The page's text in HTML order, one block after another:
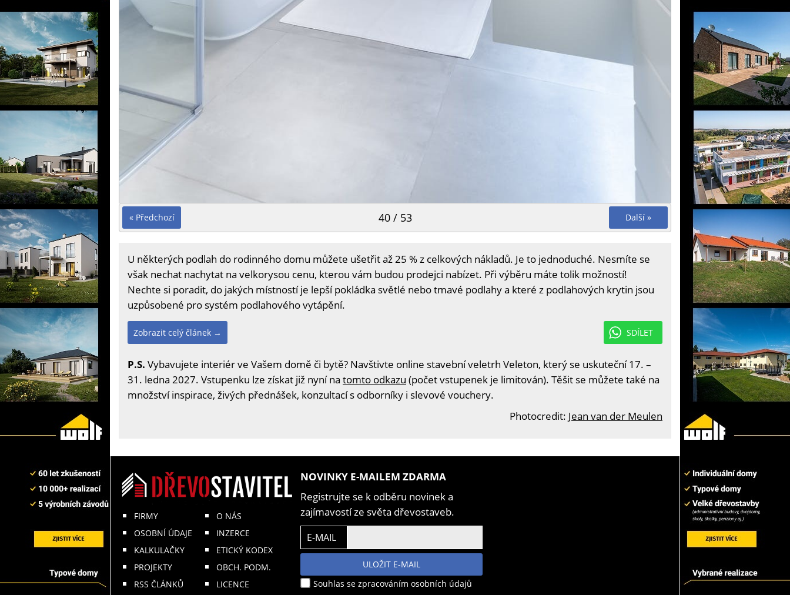
« Předchozí Další »
40 / 53
U některých podlah do rodinného domu můžete ušetřit až 25 % z celkových nákladů. Je to jednoduché. Nesmíte se
však nechat nachytat na velkorysou cenu, kterou vám budou prodejci nabízet. Při výběru máte tolik možností!
Nechte si poradit, do jakých místností je lepší pokládka světlé nebo tmavé podlahy a které z podlahových krytin jsou
uzpůsobené pro systém podlahového vytápění.
SDÍLET
Zobrazit celý článek →
P.S. Vybavujete interiér ve Vašem domě či bytě? Navštivte online stavební veletrh Veleton, který se uskuteční 17. –
31. ledna 2027. Vstupenku lze získat již nyní na tomto odkazu (počet vstupenek je limitován). Těšit se můžete také na
množství inspirace, živých přednášek, konzultací s odborníky i slevové vouchery.
Photocredit: Jean van der Meulen
FIRMY
OSOBNÍ ÚDAJE
KALKULAČKY
PROJEKTY
RSS ČLÁNKŮ
O NÁS
INZERCE
ETICKÝ KODEX
OBCH. PODM.
LICENCE
NOVINKY E-MAILEM ZDARMA
Registrujte se k odběru novinek a
zajímavostí ze světa dřevostaveb.
E-MAIL
ULOŽIT E-MAIL
Souhlas se zpracováním osobních údajů